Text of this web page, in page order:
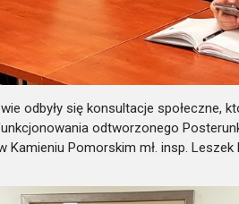
odbyły się konsultacje społeczne,
odtworzonego
Kamieniu Pomorskim mł. insp.